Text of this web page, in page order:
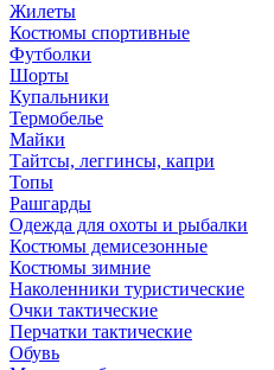
Жилеты
Костюмы спортивные
Футболки
Шорты
Купальники
Термобелье
Майки
Тайтсы, леггинсы, капри
Топы
Рашгарды
Одежда для охоты и рыбалки
Костюмы демисезонные
Костюмы зимние
Наколенники туристические
Очки тактические
Перчатки тактические
Обувь